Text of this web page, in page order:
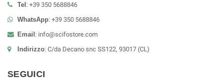
Tel: +39 350 5688846
WhatsApp: +39 350 5688846
Email: info@scifostore.com
Indirizzo: C/da Decano snc SS122, 93017 (CL)
SEGUICI